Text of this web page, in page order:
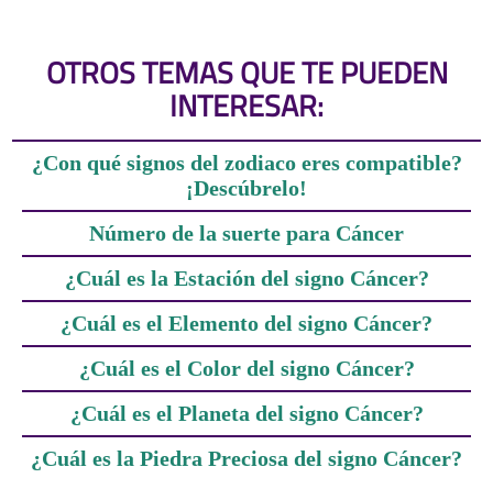
OTROS TEMAS QUE TE PUEDEN
INTERESAR:
¿Con qué signos del zodiaco eres compatible?
¡Descúbrelo!
Número de la suerte para Cáncer
¿Cuál es la Estación del signo Cáncer?
¿Cuál es el Elemento del signo Cáncer?
¿Cuál es el Color del signo Cáncer?
¿Cuál es el Planeta del signo Cáncer?
¿Cuál es la Piedra Preciosa del signo Cáncer?